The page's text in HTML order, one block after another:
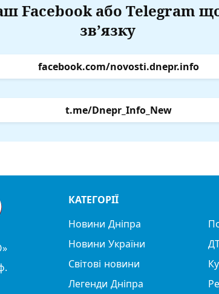
Facebook або Telegram
зв’язку
facebook.com/novosti.dnepr.info
t.me/Dnepr_Info_New
КАТЕГОРІЇ
Новини Дніпра
Новини України
Світові новини
Легенди Дніпра